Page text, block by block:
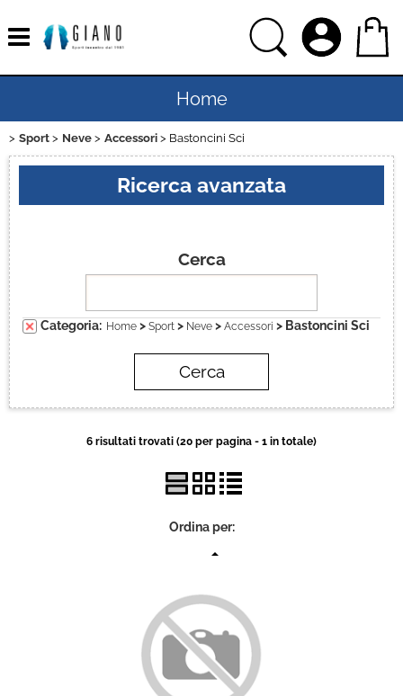
Home
Uomo
Donna
Ciclismo
Brand
Contatti
Sport Neve Accessori Bastoncini Sci
Ricerca avanzata
Cerca
Categoria: Home > Sport > Neve > Accessori > Bastoncini Sci
6 risultati trovati (20 per pagina - 1 in totale)
Ordina per: